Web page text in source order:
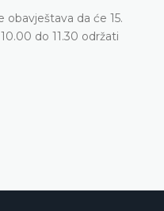
da će 15.
do 11.30 održati